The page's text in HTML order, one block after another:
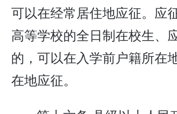
可以在经常居住地应征。应
高等学校的全日制在校生、
的，可以在入学前户籍所在
在地应征。